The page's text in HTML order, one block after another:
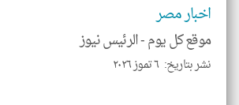
اخبار مصر
موقع كل يوم -الرئيس نيوز
نشر بتاريخ: ٦ تموز ٢٠٢٦